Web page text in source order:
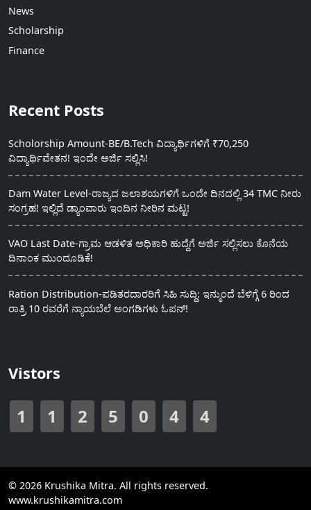
News
Scholarship
Finance
Recent Posts
Scholorship Amount-BE/B.Tech ವಿದ್ಯಾರ್ಥಿಗಳಿಗೆ ₹70,250
ವಿದ್ಯಾರ್ಥಿವೇತನ! ಇಂದೇ ಅರ್ಜಿ ಸಲ್ಲಿಸಿ!
Dam Water Level-ರಾಜ್ಯದ ಜಲಾಶಯಗಳಿಗೆ ಒಂದೇ ದಿನದಲ್ಲಿ 34 TMC ನೀರು
ಸಂಗ್ರಹ! ಇಲ್ಲಿದೆ ಡ್ಯಾಂವಾರು ಇಂದಿನ ನೀರಿನ ಮಟ್ಟ!
VAO Last Date-ಗ್ರಾಮ ಆಡಳಿತ ಅಧಿಕಾರಿ ಹುದ್ದೆಗೆ ಅರ್ಜಿ ಸಲ್ಲಿಸಲು ಕೊನೆಯ
ದಿನಾಂಕ ಮುಂದೂಡಿಕೆ!
Ration Distribution-ಪಡಿತರದಾರರಿಗೆ ಸಿಹಿ ಸುದ್ದಿ: ಇನ್ಮುಂದೆ ಬೆಳಿಗ್ಗೆ 6 ರಿಂದ
ರಾತ್ರಿ 10 ರವರೆಗೆ ನ್ಯಾಯಬೆಲೆ ಅಂಗಡಿಗಳು ಓಪನ್!
Vistors
1 1 2 5 0 4 4
© 2026 Krushika Mitra. All rights reserved.
www.krushikamitra.com